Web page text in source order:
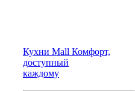
Кухни Mall Комфорт,
доступный
каждому